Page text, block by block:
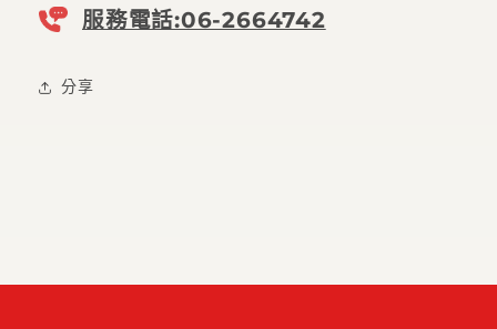
服務電話:06-2664742
分享